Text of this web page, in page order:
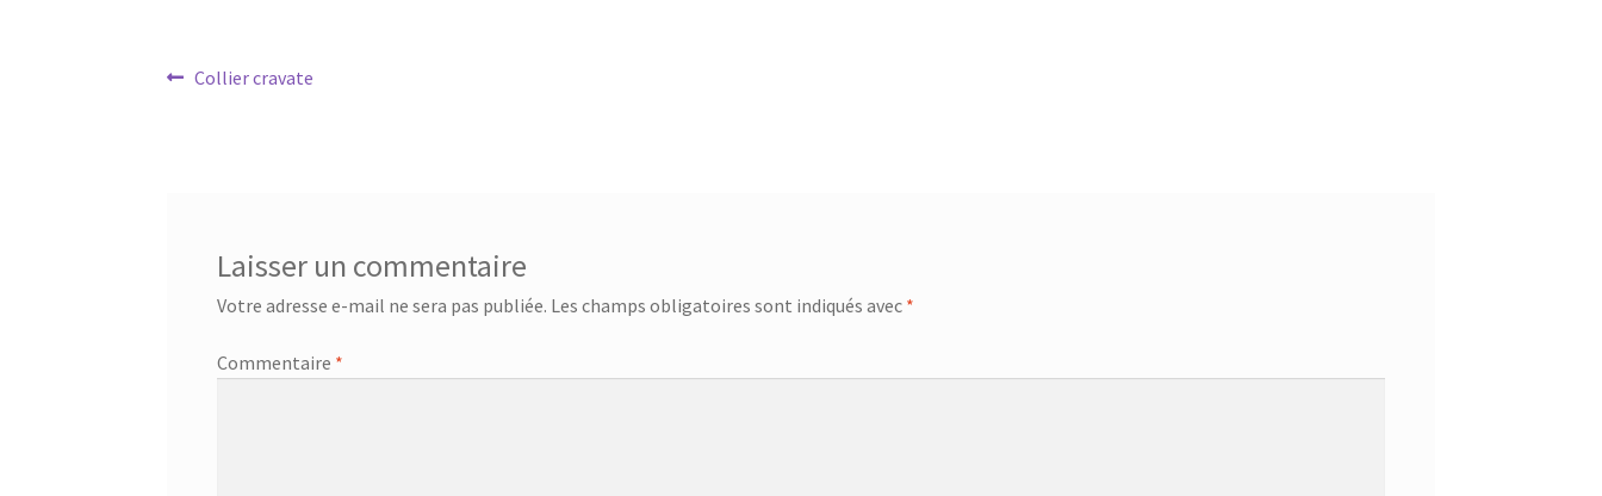
Navigation
Article
Collier cravate
Laisser un commentaire
Votre adresse e-mail ne sera pas publiée. Les champs obligatoires sont indiqués avec *
Commentaire *